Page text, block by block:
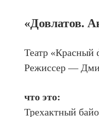
«Довлатов.
Театр «Красный
Режиссер —
что это:
Трехактный